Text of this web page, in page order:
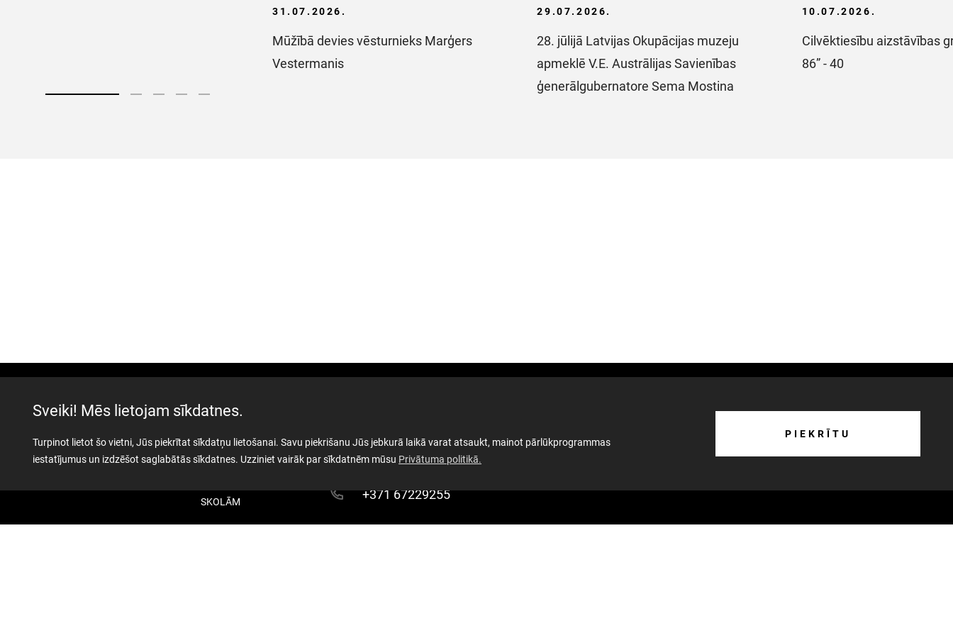
Sveiki! Mēs lietojam sīkdatnes.
Turpinot lietot šo vietni, Jūs piekrītat sīkdatņu lietošanai. Savu piekrišanu Jūs jebkurā laikā varat atsaukt, mainot pārlūkprogrammas
iestatījumus un izdzēšot saglabātās sīkdatnes. Uzziniet vairāk par sīkdatnēm mūsu Privātuma politikā.
PIEKRĪTU
31.07.2026.
Mūžībā devies vēsturnieks Marģers
Vestermanis
29.07.2026.
28. jūlijā Latvijas Okupācijas muzeju
apmeklē V.E. Austrālijas Savienības
ģenerālgubernatore Sema Mostina
10.07.2026.
Cilvēktiesību aizstāvības
86” - 40
SKOLĀM
Latviešu strēlnieku laukums 1, Rīga LV-
1050, Latvija
+371 67229255
Seko mums